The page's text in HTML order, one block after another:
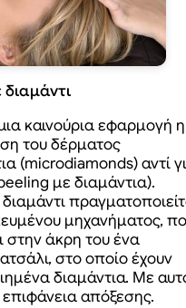
καινούρια εφαρμογή η
του δέρματος
(microdiamonds) αντί
με διαμάντια).
μηχανήματος,
στην άκρη του ένα
στο οποίο έχουν
διαμάντια. Με
απόξεσης.